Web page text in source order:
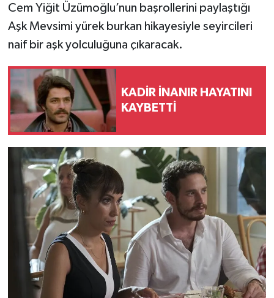
Cem Yiğit Üzümoğlu’nun başrollerini paylaştığı
Aşk Mevsimi yürek burkan hikayesiyle seyircileri
naif bir aşk yolculuğuna çıkaracak.
KADİR İNANIR HAYATINI
KAYBETTİ